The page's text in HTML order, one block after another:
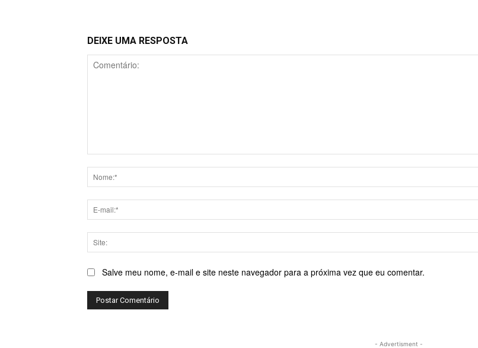
DEIXE UMA RESPOSTA
Salve meu nome, e-mail e site neste navegador para a próxima vez que eu comentar.
- Advertisment -